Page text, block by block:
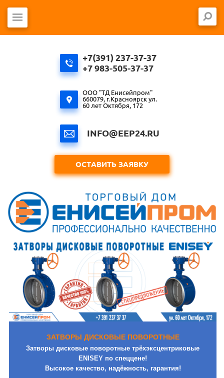
+7(391) 237-37-37
+7 983-505-37-37
ООО "ТД Енисейпром"
660079, г.Красноярск ул.
60 лет Октября, 172
INFO@EEP24.RU
ОСТАВИТЬ ЗАЯВКУ
ЗАТВОРЫ ДИСКОВЫЕ ПОВОРОТНЫЕ
Затворы дисковые поворотные трёхэксцентриковые
ENISEY по спеццене!
Высокое качество, надёжность, гарантия!